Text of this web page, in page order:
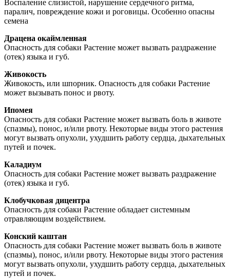
Воспаление слизистой, нарушение сердечного ритма,
паралич, повреждение кожи и роговицы. Особенно опасны
семена
Драцена окаймленная
Опасность для собаки Растение может вызвать раздражение
(отек) языка и губ.
Живокость
Живокость, или шпорник. Опасность для собаки Растение
может вызывать понос и рвоту.
Ипомея
Опасность для собаки Растение может вызвать боль в животе
(спазмы), понос, и/или рвоту. Некоторые виды этого растения
могут вызвать опухоли, ухудшить работу сердца, дыхательных
путей и почек.
Каладиум
Опасность для собаки Растение может вызвать раздражение
(отек) языка и губ.
Клобучковая дицентра
Опасность для собаки Растение обладает системным
отравляющим воздействием.
Конский каштан
Опасность для собаки Растение может вызвать боль в животе
(спазмы), понос, и/или рвоту. Некоторые виды этого растения
могут вызвать опухоли, ухудшить работу сердца, дыхательных
путей и почек.